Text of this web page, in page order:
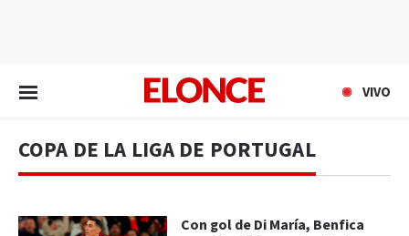
VIVO
COPA DE LA LIGA DE PORTUGAL
Con gol de Di María, Benfica